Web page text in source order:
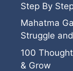
Step By
Mahatma
Struggle
100
& Grow